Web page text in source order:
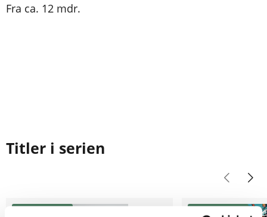
Fra ca. 12 mdr.
Titler i serien